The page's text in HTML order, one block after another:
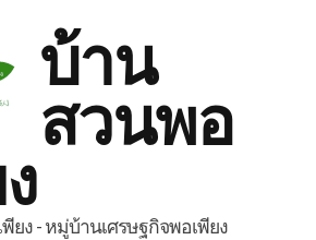
บ้าน
สวนพอ
ยง - หมู่บ้านเศรษฐกิจพอเพียง